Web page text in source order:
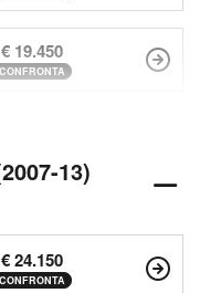
€ 19.450
CONFRONTA
13)
€ 24.150
CONFRONTA